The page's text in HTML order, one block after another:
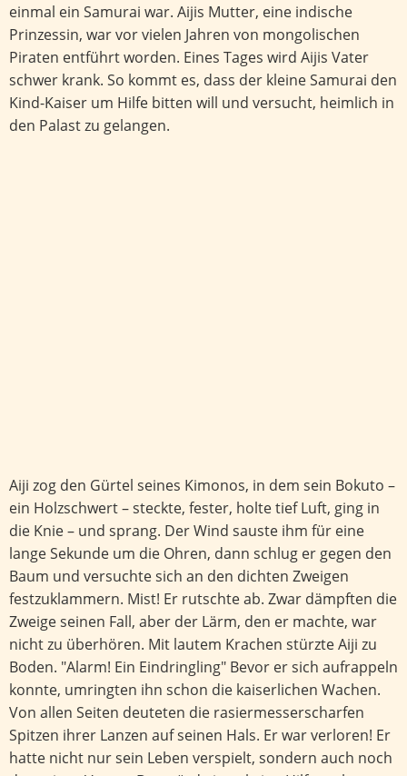
einmal ein Samurai war. Aijis Mutter, eine indische
Prinzessin, war vor vielen Jahren von mongolischen
Piraten entführt worden. Eines Tages wird Aijis Vater
schwer krank. So kommt es, dass der kleine Samurai den
Kind-Kaiser um Hilfe bitten will und versucht, heimlich in
den Palast zu gelangen.
Aiji zog den Gürtel seines Kimonos, in dem sein Bokuto –
ein Holzschwert – steckte, fester, holte tief Luft, ging in
die Knie – und sprang. Der Wind sauste ihm für eine
lange Sekunde um die Ohren, dann schlug er gegen den
Baum und versuchte sich an den dichten Zweigen
festzuklammern. Mist! Er rutschte ab. Zwar dämpften die
Zweige seinen Fall, aber der Lärm, den er machte, war
nicht zu überhören. Mit lautem Krachen stürzte Aiji zu
Boden. "Alarm! Ein Eindringling" Bevor er sich aufrappeln
konnte, umringten ihn schon die kaiserlichen Wachen.
Von allen Seiten deuteten die rasiermesserscharfen
Spitzen ihrer Lanzen auf seinen Hals. Er war verloren! Er
hatte nicht nur sein Leben verspielt, sondern auch noch